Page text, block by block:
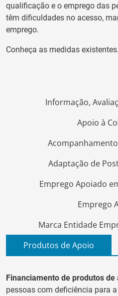
qualificação e o emprego das
têm dificuldades no acesso,
emprego.
Conheça as medidas existentes.
Informação,
Apoio à
Adaptação de
Emprego Apoiado
Emprego
Marca Entidade
Produtos de Apoio
Financiamento de produtos de
pessoas com deficiência para